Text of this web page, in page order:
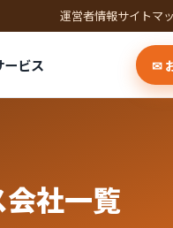
運営者情報サイトマ
ビス ✉
社一覧